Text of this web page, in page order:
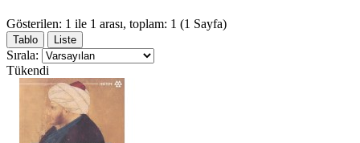
Gösterilen: 1 ile 1 arası, toplam: 1 (1 Sayfa)
Tablo Liste
Sırala:
Tükendi